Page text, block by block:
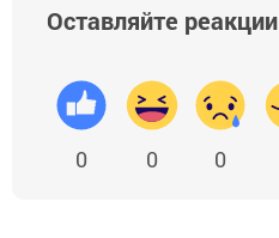
Оставляйте реакции
0 0 0